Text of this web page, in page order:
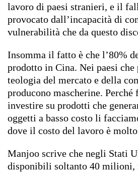
lavoro di paesi stranieri, e il
provocato dall’incapacità di
vulnerabilità che da questo
Insomma il fatto è che l’80%
prodotto in Cina. Nei paesi che
teologia del mercato e della
producono mascherine. Perché
investire su prodotti che
oggetti a basso costo li
dove il costo del lavoro è molto
Manjoo scrive che negli Stati
disponibili soltanto 40 milioni,